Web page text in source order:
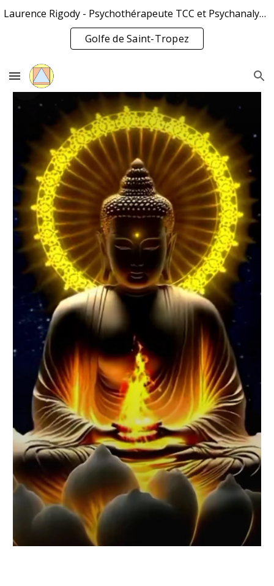
Skip to main content Skip to navigation
Laurence Rigody - Psychothérapeute TCC et Psychanalyste Jung
Golfe de Saint-Tropez